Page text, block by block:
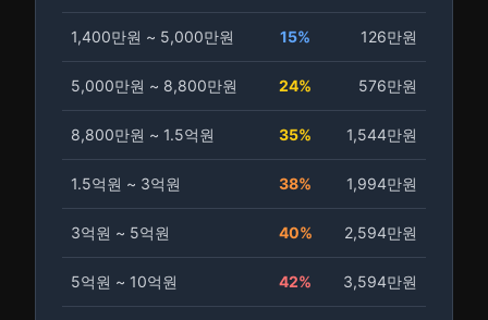
1,400만원 ~ 5,000만원 15% 126만원
5,000만원 ~ 8,800만원 24% 576만원
8,800만원 ~ 1.5억원 35% 1,544만원
1.5억원 ~ 3억원 38% 1,994만원
3억원 ~ 5억원 40% 2,594만원
5억원 ~ 10억원 42% 3,594만원